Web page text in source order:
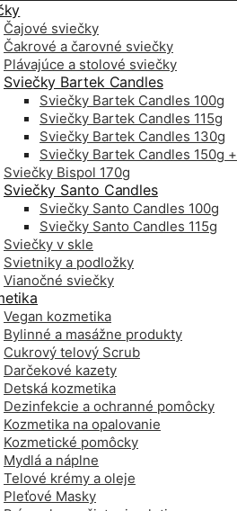
Čajové sviečky
Čakrové a čarovné sviečky
Plávajúce a stolové sviečky
Sviečky Bartek Candles
Sviečky Bartek Candles 100g
Sviečky Bartek Candles 115g
Sviečky Bartek Candles 130g
Sviečky Bartek Candles 150g +
Sviečky Bispol 170g
Sviečky Santo Candles
Sviečky Santo Candles 100g
Sviečky Santo Candles 115g
Sviečky v skle
Svietniky a podložky
Vianočné sviečky
Vegan kozmetika
Bylinné a masážne produkty
Cukrový telový Scrub
Darčekové kazety
Detská kozmetika
Dezinfekcie a ochranné pomôcky
Kozmetika na opalovanie
Kozmetické pomôcky
Mydlá a náplne
Telové krémy a oleje
Pleťové Masky